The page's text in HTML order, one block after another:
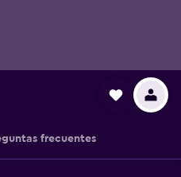
frecuentes